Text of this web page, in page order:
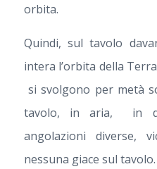
orbita.
Quindi, sul tavolo
intera l’orbita della
si svolgono per metà
tavolo, in aria, in
angolazioni diverse,
nessuna giace sul tavolo.